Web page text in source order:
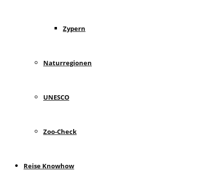
Zypern
Naturregionen
UNESCO
Zoo-Check
Reise Knowhow